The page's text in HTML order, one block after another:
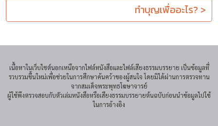
ทำบุญเพื่ออะไร? >
เนื้อหาในเว็บไซต์นอกเหนือจากไฟล์หนังสือและไฟล์เสียงธรรมบรรยาย เป็นข้อมูลที่
รวบรวมขึ้นใหม่เพื่อช่วยในการศึกษาค้นคว้าของผู้สนใจ โดยมิได้ผ่านการตรวจทาน
จากสมเด็จพระพุทธโฆษาจารย์
ผู้ใช้พึงตรวจสอบกับตัวเล่มหนังสือหรือเสียงธรรมบรรยายต้นฉบับก่อนนำข้อมูลไปใช้
ในการอ้างอิง